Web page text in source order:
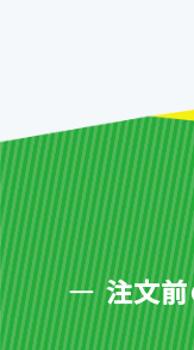
注文